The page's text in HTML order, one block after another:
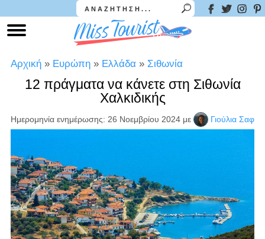
Αρχική » Ευρώπη » Ελλάδα » Σιθωνία
12 πράγματα να κάνετε στη Σιθωνία
Χαλκιδικής
Ημερομηνία ενημέρωσης: 26 Νοεμβρίου 2024 με Γιούλια Σαφ